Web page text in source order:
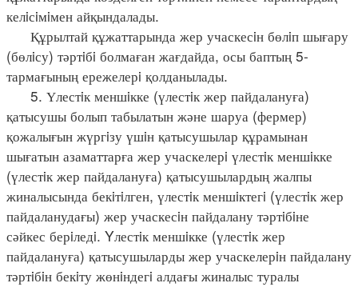
келiсiмiмен айқындалады.
Құрылтай құжаттарында жер учаскесiн бөлiп шығару
(бөлiсу) тәртiбi болмаған жағдайда, осы баптың 5-
тармағының ережелерi қолданылады.
5. Үлестiк меншiкке (үлестiк жер пайдалануға)
қатысушы болып табылатын және шаруа (фермер)
қожалығын жүргiзу үшiн қатысушылар құрамынан
шығатын азаматтарға жер учаскелерi үлестiк меншiкке
(үлестiк жер пайдалануға) қатысушылардың жалпы
жиналысында бекiтiлген, үлестiк меншiктегi (үлестiк жер
пайдаланудағы) жер учаскесiн пайдалану тәртiбiне
сәйкес берiледi. Yлестiк меншiкке (үлестiк жер
пайдалануға) қатысушыларды жер учаскелерiн пайдалану
тәртiбiн бекiту жөнiндегi алдағы жиналыс туралы